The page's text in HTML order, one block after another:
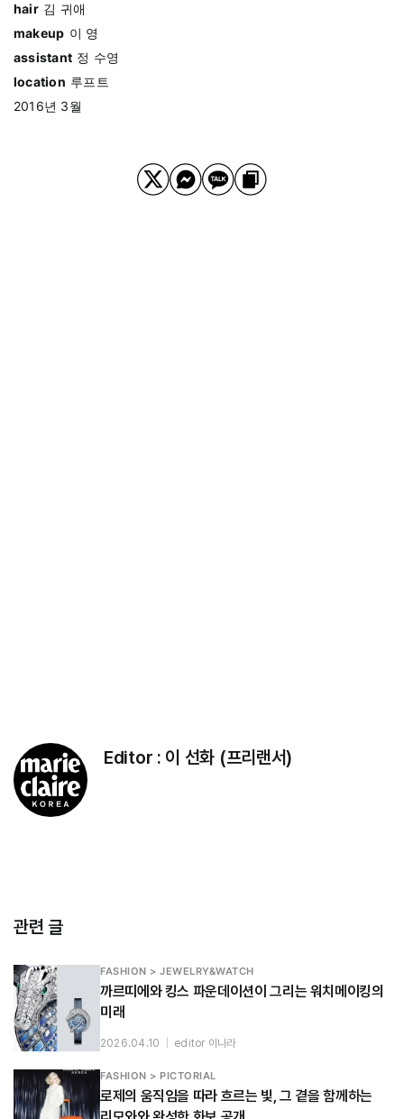
hair 김 귀애
makeup 이 영
assistant 정 수영
location 루프트
2016년 3월
Editor : 이 선화 (프리랜서)
관련 글
FASHION > JEWELRY&WATCH
까르띠에와 킹스 파운데이션이 그리는 워치메이킹의
미래
2026.04.10 editor 이나라
FASHION > PICTORIAL
로제의 움직임을 따라 흐르는 빛, 그 곁을 함께하는